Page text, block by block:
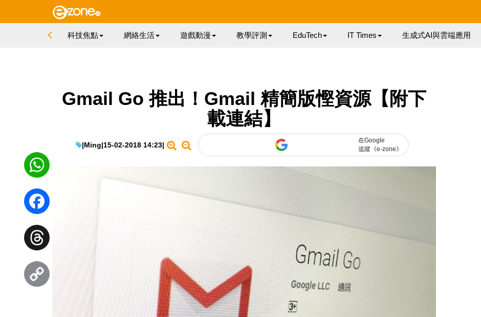
科技焦點 網絡生活 遊戲動漫 教學評測 EduTech IT Times 生成式AI與雲端應用
Gmail Go 推出！Gmail 精簡版慳資源【附下
載連結】
|Ming|15-02-2018 14:23|
在Google
追蹤《e-zone》
WhatsApp
Facebook
Threads
Copy